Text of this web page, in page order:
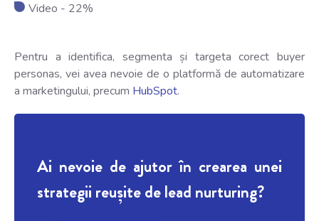
Video - 22%
Pentru a identifica, segmenta și targeta corect buyer
personas, vei avea nevoie de o platformă de automatizare
a marketingului, precum HubSpot.
Ai nevoie de ajutor în crearea unei
strategii reușite de lead nurturing?